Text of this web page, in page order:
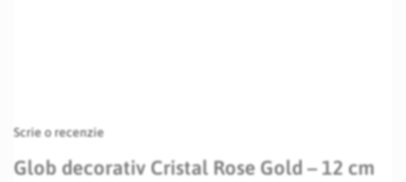
Scrie o recenzie
Glob decorativ Cristal Rose Gold – 12 cm